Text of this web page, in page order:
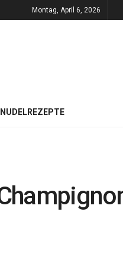
Montag, April 6, 2026
NUDELREZEPTE